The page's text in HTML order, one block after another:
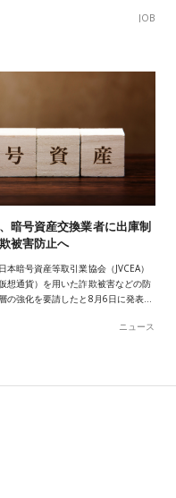
JOB
暗号資産交換業者に出庫制
被害防止へ
暗号資産等取引業協会（JVCEA）
想通貨）を用いた詐欺被害などの防
の強化を要請したと8月6日に発表…
ニュース